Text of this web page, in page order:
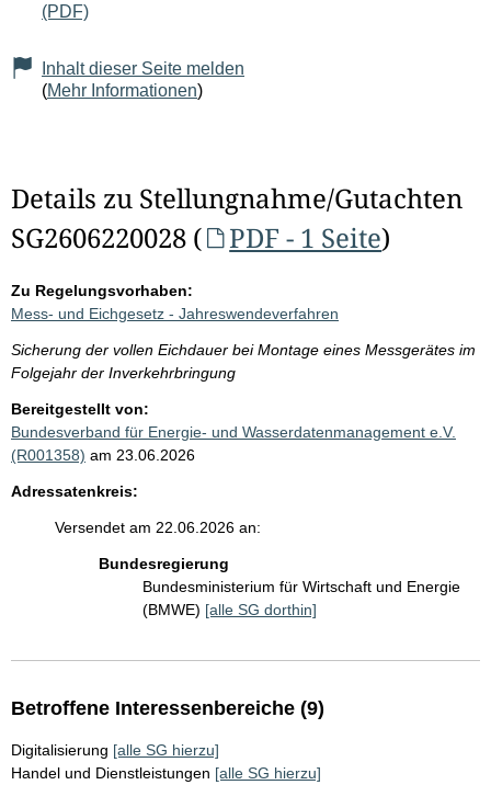
(PDF)
Inhalt dieser Seite melden
(Mehr Informationen)
Details zu Stellungnahme/Gutachten
SG2606220028 (
PDF - 1 Seite)
Zu Regelungsvorhaben:
Mess- und Eichgesetz - Jahreswendeverfahren
Sicherung der vollen Eichdauer bei Montage eines Messgerätes im
Folgejahr der Inverkehrbringung
Bereitgestellt von:
Bundesverband für Energie- und Wasserdatenmanagement e.V.
(R001358) am 23.06.2026
Adressatenkreis:
Versendet am 22.06.2026 an:
Bundesregierung
Bundesministerium für Wirtschaft und Energie
(BMWE) [alle SG dorthin]
Betroffene Interessenbereiche (9)
Digitalisierung [alle SG hierzu]
Handel und Dienstleistungen [alle SG hierzu]